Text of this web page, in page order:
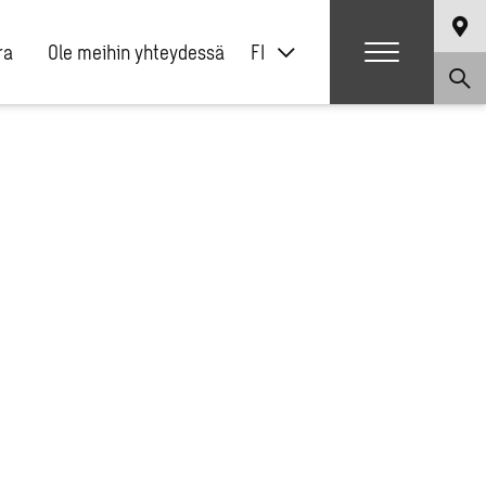
Ole meihin yhteydessä FI